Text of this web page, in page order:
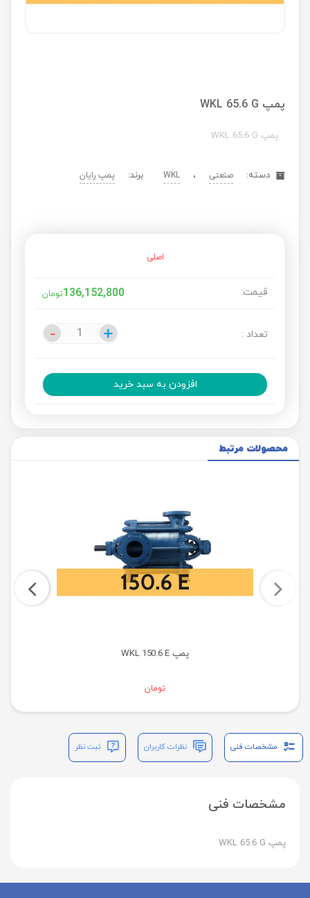
پمپ WKL 65.6 G
پمپ WKL 65.6 G
دسته: صنعتی ، WKL برند: پمپ رایان
اصلی
قیمت: 136,152,800تومان
تعداد : +
- +
-
افزودن به سبد خرید
محصولات مرتبط
پمپ WKL 150.6 E
تومان
مشخصات فنی نظرات کاربران ثبت نظر
مشخصات فنی
پمپ WKL 65.6 G